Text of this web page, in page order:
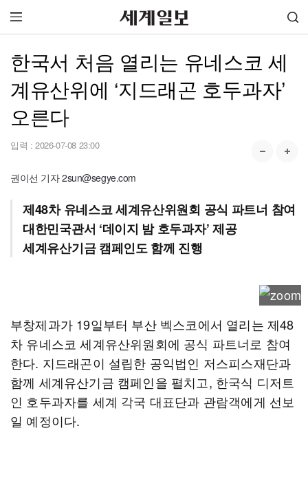
한국서 처음 열리는 유네스코 세
계유산위에 ‘지드래곤 호두과자’
오른다
입력 : 2026-07-08 23:00
권이선 기자 2sun@segye.com
제48차 유네스코 세계유산위원회 공식 파트너 참여
대한민국관서 ‘데이지 밤 호두과자’ 제공
세계유산기금 캠페인도 함께 진행
부창제과가 19일부터 부산 벡스코에서 열리는 제48
차 유네스코 세계유산위원회에 공식 파트너로 참여
한다. 지드래곤이 설립한 공익법인 저스피스재단과
함께 세계유산기금 캠페인을 펼치고, 한국식 디저트
인 호두과자를 세계 각국 대표단과 관람객에게 선보
일 예정이다.